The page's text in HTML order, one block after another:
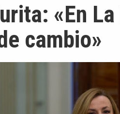
«En
cambio»